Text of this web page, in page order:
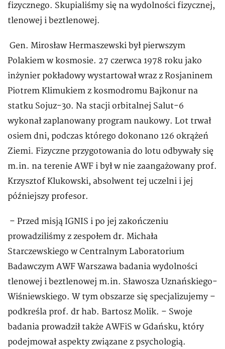
fizycznego. Skupialiśmy się na wydolności fizycznej,
tlenowej i beztlenowej.
Gen. Mirosław Hermaszewski był pierwszym
Polakiem w kosmosie. 27 czerwca 1978 roku jako
inżynier pokładowy wystartował wraz z Rosjaninem
Piotrem Klimukiem z kosmodromu Bajkonur na
statku Sojuz-30. Na stacji orbitalnej Salut-6
wykonał zaplanowany program naukowy. Lot trwał
osiem dni, podczas którego dokonano 126 okrążeń
Ziemi. Fizyczne przygotowania do lotu odbywały się
m.in. na terenie AWF i był w nie zaangażowany prof.
Krzysztof Klukowski, absolwent tej uczelni i jej
późniejszy profesor.
– Przed misją IGNIS i po jej zakończeniu
prowadziliśmy z zespołem dr. Michała
Starczewskiego w Centralnym Laboratorium
Badawczym AWF Warszawa badania wydolności
tlenowej i beztlenowej m.in. Sławosza Uznańskiego-
Wiśniewskiego. W tym obszarze się specjalizujemy –
podkreśla prof. dr hab. Bartosz Molik. – Swoje
badania prowadził także AWFiS w Gdańsku, który
podejmował aspekty związane z psychologią.